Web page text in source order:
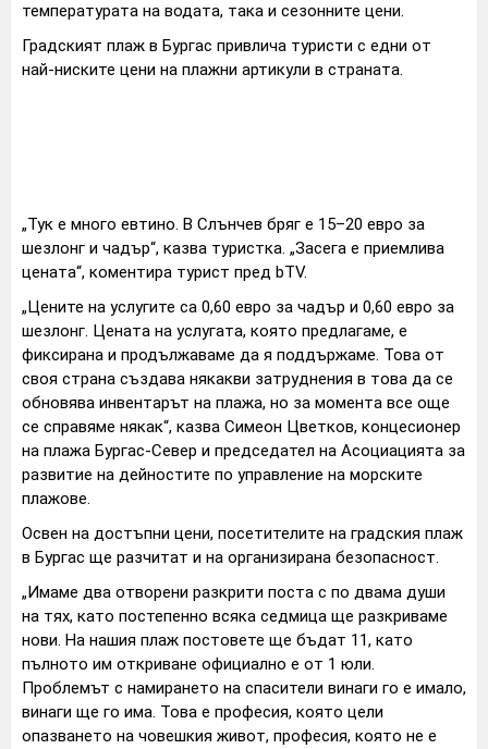
температурата на водата, така и сезонните цени.
Градският плаж в Бургас привлича туристи с едни от
най-ниските цени на плажни артикули в страната.
„Тук е много евтино. В Слънчев бряг е 15–20 евро за
шезлонг и чадър“, казва туристка. „Засега е приемлива
цената“, коментира турист пред bTV.
„Цените на услугите са 0,60 евро за чадър и 0,60 евро за
шезлонг. Цената на услугата, която предлагаме, е
фиксирана и продължаваме да я поддържаме. Това от
своя страна създава някакви затруднения в това да се
обновява инвентарът на плажа, но за момента все още
се справяме някак“, казва Симеон Цветков, концесионер
на плажа Бургас-Север и председател на Асоциацията за
развитие на дейностите по управление на морските
плажове.
Освен на достъпни цени, посетителите на градския плаж
в Бургас ще разчитат и на организирана безопасност.
„Имаме два отворени разкрити поста с по двама души
на тях, като постепенно всяка седмица ще разкриваме
нови. На нашия плаж постовете ще бъдат 11, като
пълното им откриване официално е от 1 юли.
Проблемът с намирането на спасители винаги го е имало,
винаги ще го има. Това е професия, която цели
опазването на човешкия живот, професия, която не е